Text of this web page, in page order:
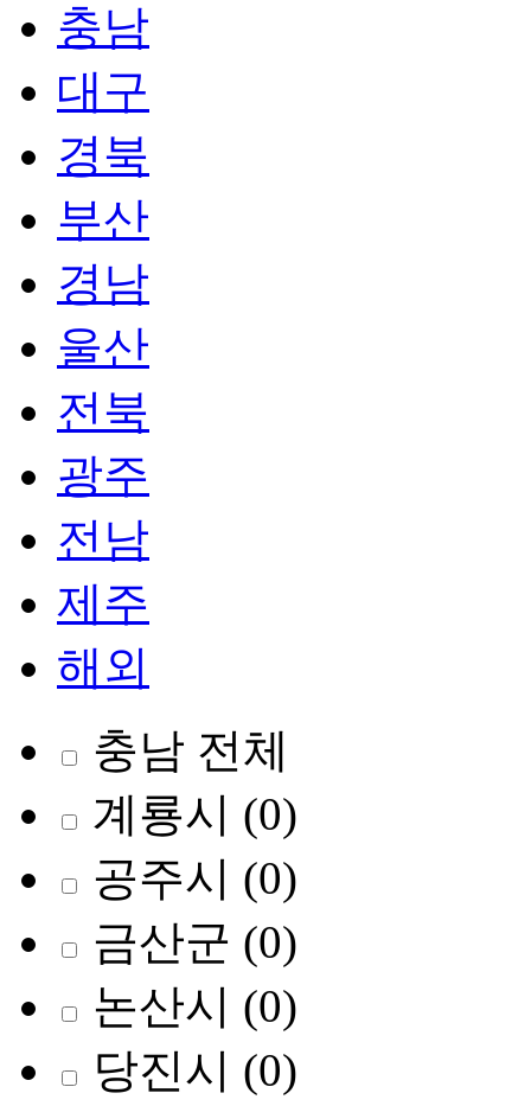
충남
대구
경북
부산
경남
울산
전북
광주
전남
제주
해외
충남 전체
계룡시 (0)
공주시 (0)
금산군 (0)
논산시 (0)
당진시 (0)